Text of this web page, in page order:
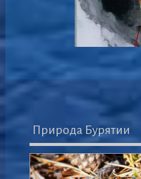
Природа Бурятии